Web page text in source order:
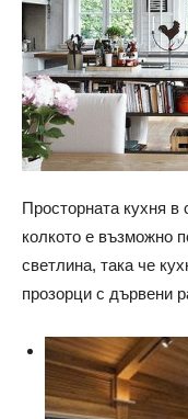
Просторната кухня в
колкото е възможно
светлина, така че
прозорци с дървени